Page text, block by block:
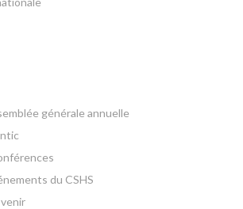
générale annuelle
du CSHS